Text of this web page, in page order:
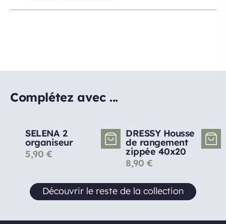
Complétez avec ...
SELENA 2
organiseur
5,90 €
DRESSY Housse
de rangement
zippée 40x20
8,90 €
Découvrir le reste de la collection